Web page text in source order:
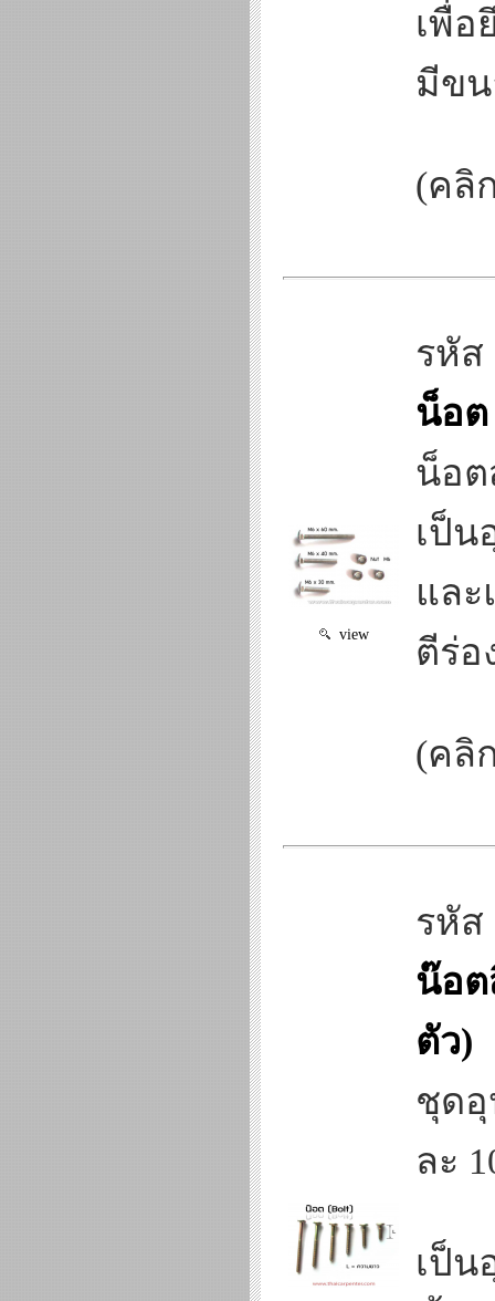
เพื่อ
มีขน
(คลิ
view
รหัส
น็อต
น็อต
เป็
แล
ตีร่อ
(คลิ
รหัส
น๊อต
ตัว)
ชุด
ละ
เป็